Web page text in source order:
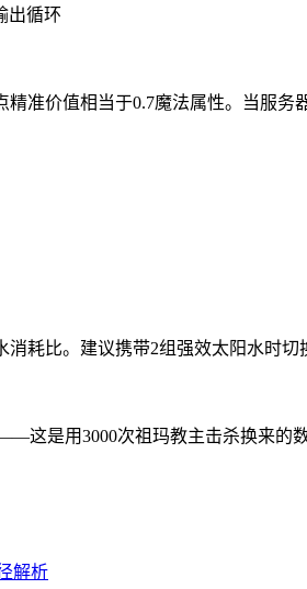
出循环
准价值相当于0.7魔法属性。当服
耗比。建议携带2组强效太阳水时切
是用3000次祖玛教主击杀换来的
解析